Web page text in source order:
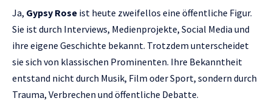
Ja, Gypsy Rose ist heute zweifellos eine öffentliche Figur.
Sie ist durch Interviews, Medienprojekte, Social Media und
ihre eigene Geschichte bekannt. Trotzdem unterscheidet
sie sich von klassischen Prominenten. Ihre Bekanntheit
entstand nicht durch Musik, Film oder Sport, sondern durch
Trauma, Verbrechen und öffentliche Debatte.